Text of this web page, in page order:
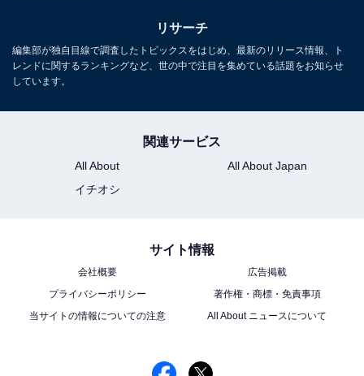
橋本環奈さんに関する商品をAmazonで見る
※回答者コメントは原文ママです
この記事の執筆者：
長年に渡ってテレビ局でバラエティー番組、情報番組などを制作。
その後、フリーランスの編集・ライターに転身。芸能情報に精通
し、週刊誌、ネットニュースでテレビや芸能人に関するコラムなど
を執筆。編集プロダクション「ゆるま」を立ち上げる。
...続きを読む
リサーチ
編集部が独自目線で調査したトピックスをはじめ、最新のリリース情報、ト
レンドに関するランキングなど、世の中で注目を集めている話題をお知らせ
しています。
関連サービス
All About
All About Japan
イチオシ
サイト情報
会社概要
広告掲載
プライバシーポリシー
著作権・商標・免責事項
当サイトの情報についての注意
All About ニュースについて